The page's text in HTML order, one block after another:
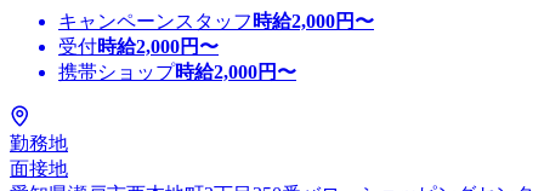
キャンペーンスタッフ 時給2,000円〜
受付時給2,000円〜
携帯ショップ時給2,000円〜
勤務地
面接地